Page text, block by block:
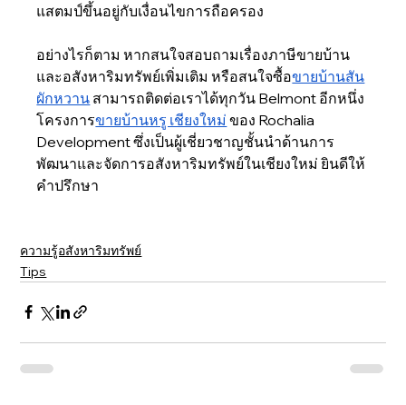
แสตมป์ขึ้นอยู่กับเงื่อนไขการถือครอง
อย่างไรก็ตาม หากสนใจสอบถามเรื่องภาษีขายบ้าน
และอสังหาริมทรัพย์เพิ่มเติม หรือสนใจซื้อขายบ้านสัน
ผักหวาน สามารถติดต่อเราได้ทุกวัน Belmont อีกหนึ่ง
โครงการขายบ้านหรู เชียงใหม่ ของ Rochalia
Development ซึ่งเป็นผู้เชี่ยวชาญชั้นนำด้านการ
พัฒนาและจัดการอสังหาริมทรัพย์ในเชียงใหม่ ยินดีให้
คำปรึกษา
ความรู้อสังหาริมทรัพย์
Tips